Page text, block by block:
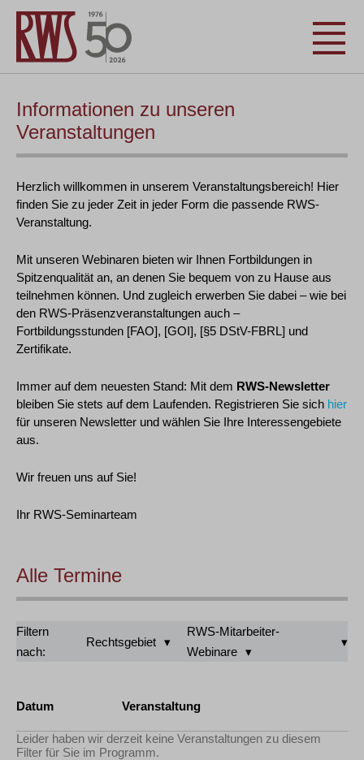
Informationen zu unseren
Veranstaltungen
Herzlich willkommen in unserem Veranstaltungsbereich! Hier
finden Sie zu jeder Zeit in jeder Form die passende RWS-
Veranstaltung.
Mit unseren Webinaren bieten wir Ihnen Fortbildungen in
Spitzenqualität an, an denen Sie bequem von zu Hause aus
teilnehmen können. Und zugleich erwerben Sie dabei – wie bei
den RWS-Präsenzveranstaltungen auch –
Fortbildungsstunden [FAO], [GOI], [§5 DStV-FBRL] und
Zertifikate.
Immer auf dem neuesten Stand: Mit dem RWS-Newsletter
bleiben Sie stets auf dem Laufenden. Registrieren Sie sich hier
für unseren Newsletter und wählen Sie Ihre Interessengebiete
aus.
Wir freuen uns auf Sie!
Ihr RWS-Seminarteam
Alle Termine
Filtern
nach:
Rechtsgebiet
RWS-Mitarbeiter-
Webinare
Datum Veranstaltung
Leider haben wir derzeit keine Veranstaltungen zu diesem
Filter für Sie im Programm.